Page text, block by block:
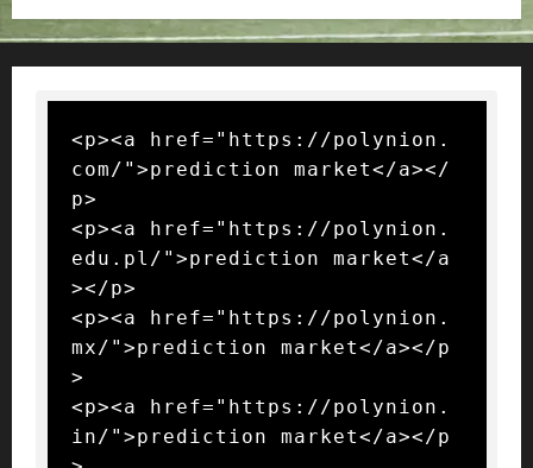
<p><a href="https://polynion.
com/">prediction market</a></
p>
<p><a href="https://polynion.
edu.pl/">prediction market</a
></p>
<p><a href="https://polynion.
mx/">prediction market</a></p
>
<p><a href="https://polynion.
in/">prediction market</a></p